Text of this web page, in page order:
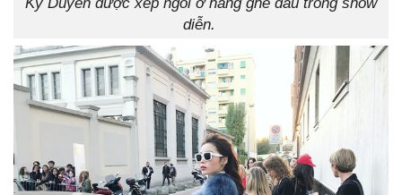
Kỳ Duyên được xếp ngồi ở hàng ghế đầu trong show
diễn.